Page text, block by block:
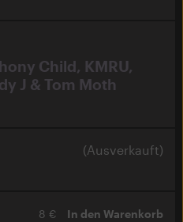
Child, KMRU,
J & Tom Moth
(Ausverkauft)
8 € In den Warenkorb